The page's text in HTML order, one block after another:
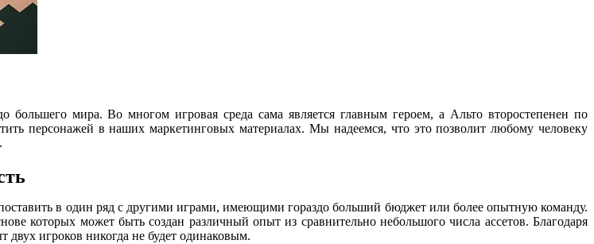
большего мира. Во многом игровая среда сама является главным героем, а Альто второстепенен по
персонажей в наших маркетинговых материалах. Мы надеемся, что это позволит любому человеку
в один ряд с другими играми, имеющими гораздо больший бюджет или более опытную команду.
которых может быть создан различный опыт из сравнительно небольшого числа ассетов. Благодаря
двух игроков никогда не будет одинаковым.